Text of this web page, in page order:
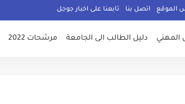
الموقع اتصل بنا تابعنا على اخبار جوجل
دليل الطالب الى الجامعة مرشحات 2022